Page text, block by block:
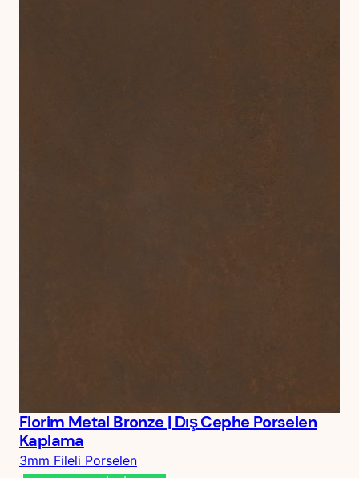
Florim Metal Bronze | Dış Cephe Porselen
Kaplama
3mm Fileli Porselen